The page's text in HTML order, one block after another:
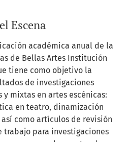
Escena
académica anual de la
de Bellas Artes Institución
tiene como objetivo la
de investigaciones
mixtas en artes escénicas:
en teatro, dinamización
como artículos de revisión
trabajo para investigaciones